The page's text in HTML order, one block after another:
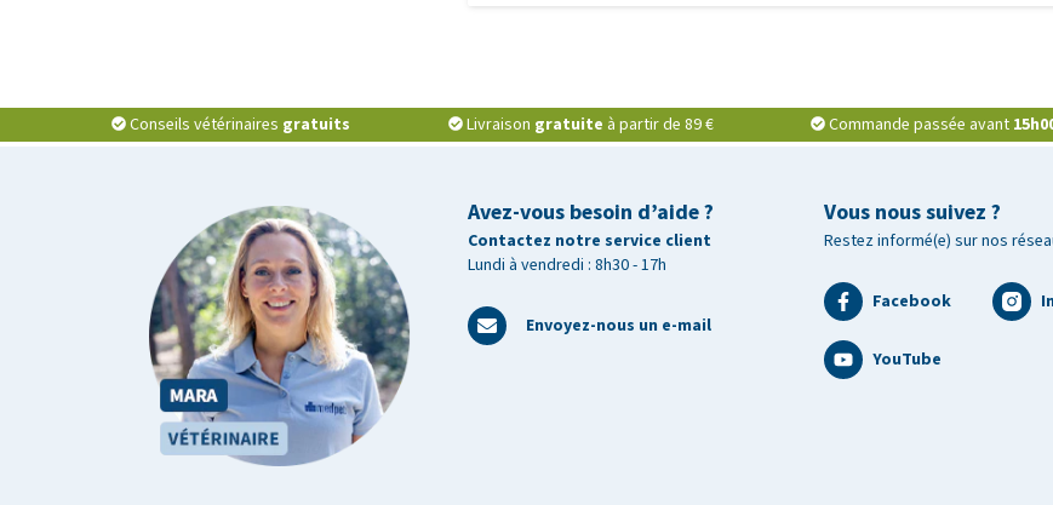
Conseils vétérinaires gratuits Livraison gratuite à partir de 89 € Commande passée avant
Avez-vous besoin d’aide ?
Contactez notre service client
Lundi à vendredi : 8h30 - 17h
Envoyez-nous un e-mail
Vous nous suivez ?
Restez informé(e) sur nos
Facebook
YouTube